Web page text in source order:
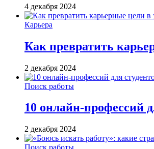
4 декабря 2024
Карьера
Как превратить
2 декабря 2024
Поиск работы
10 онлайн-профессий
2 декабря 2024